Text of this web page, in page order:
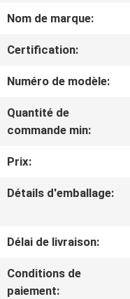
NOUS
VISITE
D'USINE
DE
LA
QUALITÉ
CONTACT
Nom de marque:
Certification:
Numéro de modèle:
Quantité de
commande min:
Prix:
Détails d'emballage:
Délai de livraison:
Conditions de
paiement: